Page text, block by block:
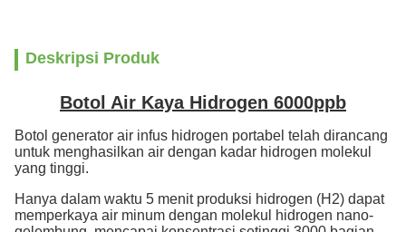
Deskripsi Produk
Botol Air Kaya Hidrogen 6000ppb
Botol generator air infus hidrogen portabel telah dirancang
untuk menghasilkan air dengan kadar hidrogen molekul
yang tinggi.
Hanya dalam waktu 5 menit produksi hidrogen (H2) dapat
memperkaya air minum dengan molekul hidrogen nano-